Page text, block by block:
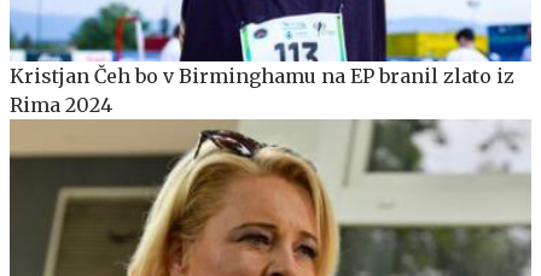
Kristjan Čeh bo v Birminghamu na EP branil zlato iz
Rima 2024